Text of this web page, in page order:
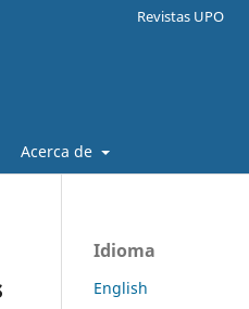
Acerca de
Revistas UPO
Idioma
English